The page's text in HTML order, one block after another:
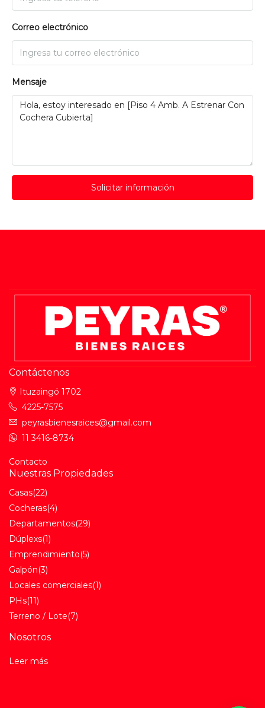
Correo electrónico
Mensaje
Solicitar información
Contáctenos
Ituzaingó 1702
4225-7575
peyrasbienesraices@gmail.com
11 3416-8734
Contacto
Nuestras Propiedades
Casas(22)
Cocheras(4)
Departamentos(29)
Dúplexs(1)
Emprendimiento(5)
Galpón(3)
Locales comerciales(1)
PHs(11)
Terreno / Lote(7)
Nosotros
Leer más